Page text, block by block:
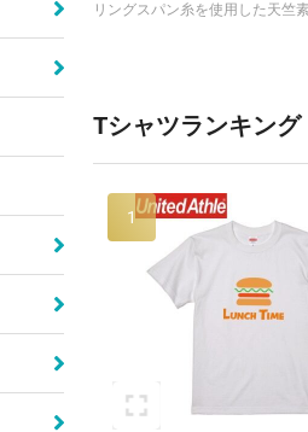
リングスパン糸を使用した天竺
ます。日本人のサイズに合わせ
れています。襟はノーステッチ
がなく、肌への摩擦を軽減して
Tシャツランキング
1